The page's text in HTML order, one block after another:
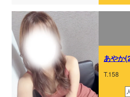
あやか
T.158